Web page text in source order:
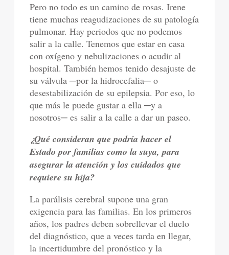
Pero no todo es un camino de rosas. Irene
tiene muchas reagudizaciones de su patología
pulmonar. Hay periodos que no podemos
salir a la calle. Tenemos que estar en casa
con oxígeno y nebulizaciones o acudir al
hospital. También hemos tenido desajuste de
su válvula ─por la hidrocefalia─ o
desestabilización de su epilepsia. Por eso, lo
que más le puede gustar a ella ─y a
nosotros─ es salir a la calle a dar un paseo.
¿Qué consideran que podría hacer el
Estado por familias como la suya, para
asegurar la atención y los cuidados que
requiere su hija?
La parálisis cerebral supone una gran
exigencia para las familias. En los primeros
años, los padres deben sobrellevar el duelo
del diagnóstico, que a veces tarda en llegar,
la incertidumbre del pronóstico y la